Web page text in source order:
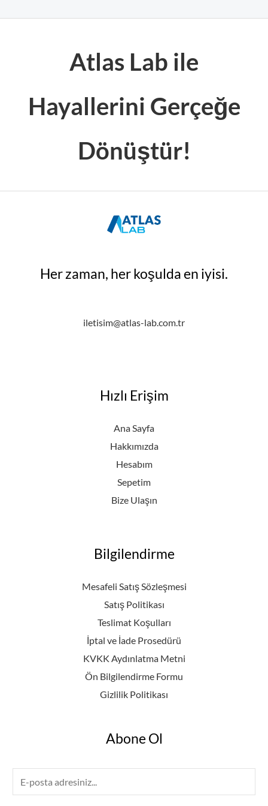
Atlas Lab ile
Hayallerini Gerçeğe
Dönüştür!
Her zaman, her koşulda en iyisi.
iletisim@atlas-lab.com.tr
Hızlı Erişim
Ana Sayfa
Hakkımızda
Hesabım
Sepetim
Bize Ulaşın
Bilgilendirme
Mesafeli Satış Sözleşmesi
Satış Politikası
Teslimat Koşulları
İptal ve İade Prosedürü
KVKK Aydınlatma Metni
Ön Bilgilendirme Formu
Gizlilik Politikası
Abone Ol
m